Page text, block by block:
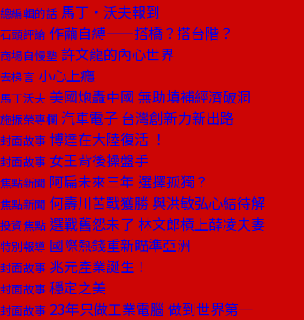
總編輯的話 馬丁‧沃夫報到
石頭評論 作繭自縛——搭橋？搭台階？
商場自慢塾 許文龍的內心世界
去梯言 小心上癮
馬丁沃夫 美國炮轟中國 無助填補經濟破洞
施振榮專欄 汽車電子 台灣創新力新出路
封面故事 博達在大陸復活 ！
封面故事 女王背後操盤手
焦點新聞 阿扁未來三年 選擇孤獨？
焦點新聞 何壽川苦戰獲勝 與洪敏弘心結待解
投資焦點 選戰舊怨未了 林文郎槓上薛凌夫妻
特別報導 國際熱錢重新瞄準亞洲
封面故事 兆元產業誕生！
封面故事 穩定之美
封面故事 23年只做工業電腦 做到世界第一